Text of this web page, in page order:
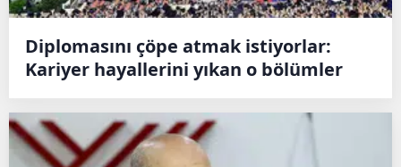
Diplomasını çöpe atmak istiyorlar:
Kariyer hayallerini yıkan o bölümler